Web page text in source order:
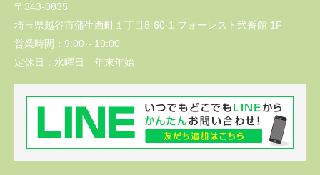
〒343-0835
埼玉県越谷市蒲生西町１丁目8-60-1 フォーレスト弐番館 1F
営業時間： 9:00～19:00
定休日： 水曜日 年末年始